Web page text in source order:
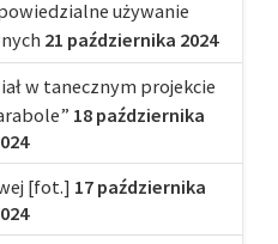
używanie
21 października 2024
w tanecznym projekcie
18 października
[fot.] 17 października